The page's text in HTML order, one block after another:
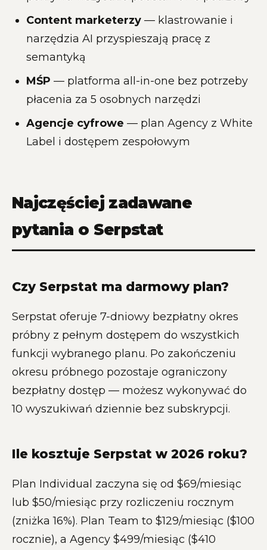
Content marketerzy — klastrowanie i
narzędzia AI przyspieszają pracę z
semantyką
MŚP — platforma all-in-one bez potrzeby
płacenia za 5 osobnych narzędzi
Agencje cyfrowe — plan Agency z White
Label i dostępem zespołowym
Najczęściej zadawane
pytania o Serpstat
Czy Serpstat ma darmowy plan?
Serpstat oferuje 7-dniowy bezpłatny okres
próbny z pełnym dostępem do wszystkich
funkcji wybranego planu. Po zakończeniu
okresu próbnego pozostaje ograniczony
bezpłatny dostęp — możesz wykonywać do
10 wyszukiwań dziennie bez subskrypcji.
Ile kosztuje Serpstat w 2026 roku?
Plan Individual zaczyna się od $69/miesiąc
lub $50/miesiąc przy rozliczeniu rocznym
(zniżka 16%). Plan Team to $129/miesiąc ($100
rocznie), a Agency $499/miesiąc ($410